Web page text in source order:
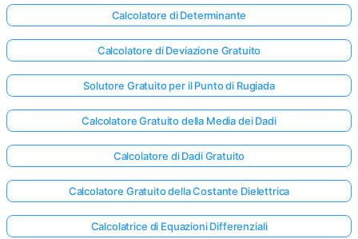
Calcolatore di Determinante
Calcolatore di Deviazione Gratuito
Solutore Gratuito per il Punto di Rugiada
Calcolatore Gratuito della Media dei Dadi
Calcolatore di Dadi Gratuito
Calcolatore Gratuito della Costante Dielettrica
Calcolatrice di Equazioni Differenziali